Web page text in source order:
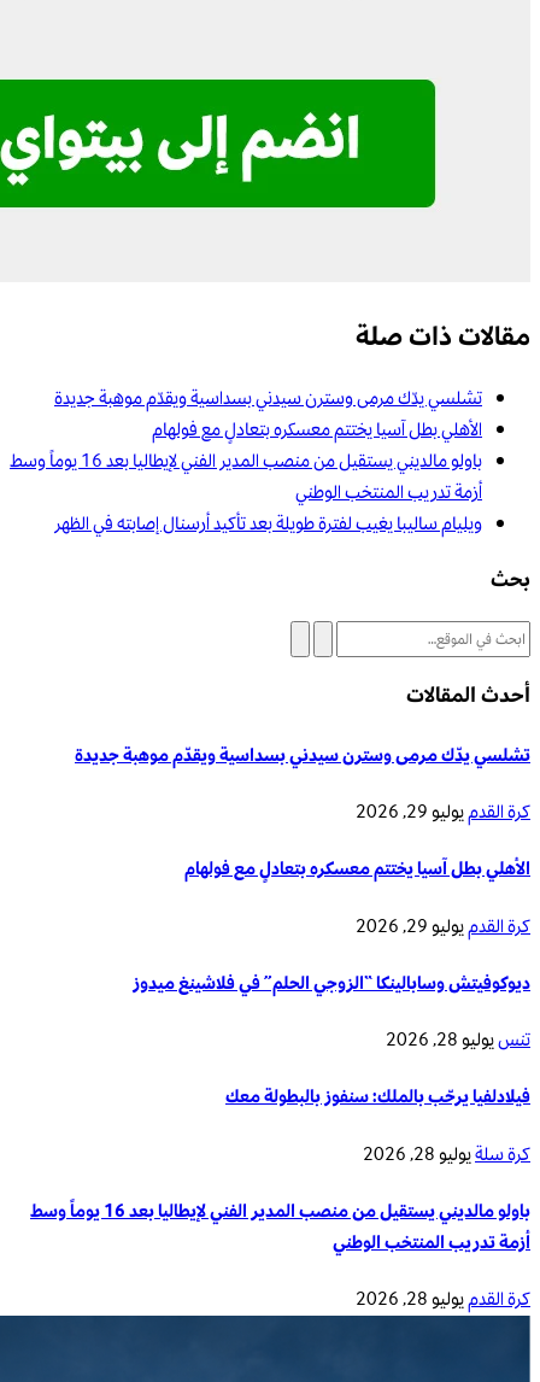
مقالات ذات صلة
تشلسي يدّك مرمى وسترن سيدني بسداسية ويقدّم موهبة جديدة
الأهلي بطل آسيا يختتم معسكره بتعادلٍ مع فولهام
باولو مالديني يستقيل من منصب المدير الفني لإيطاليا بعد 16 يوماً وسط
أزمة تدريب المنتخب الوطني
ويليام ساليبا يغيب لفترة طويلة بعد تأكيد أرسنال إصابته في الظهر
بحث
أحدث المقالات
تشلسي يدّك مرمى وسترن سيدني بسداسية ويقدّم موهبة جديدة
كرة القدميوليو 29, 2026
الأهلي بطل آسيا يختتم معسكره بتعادلٍ مع فولهام
كرة القدميوليو 29, 2026
ديوكوفيتش وسابالينكا “الزوجي الحلم” في فلاشينغ ميدوز
تنسيوليو 28, 2026
فيلادلفيا يرحّب بالملك: سنفوز بالبطولة معك
كرة سلةيوليو 28, 2026
باولو مالديني يستقيل من منصب المدير الفني لإيطاليا بعد 16 يوماً وسط
أزمة تدريب المنتخب الوطني
كرة القدميوليو 28, 2026